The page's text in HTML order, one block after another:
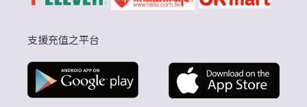
支援充值之平台